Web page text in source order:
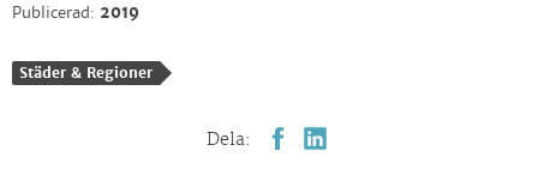
Publicerad: 2019
Städer & Regioner
Dela: